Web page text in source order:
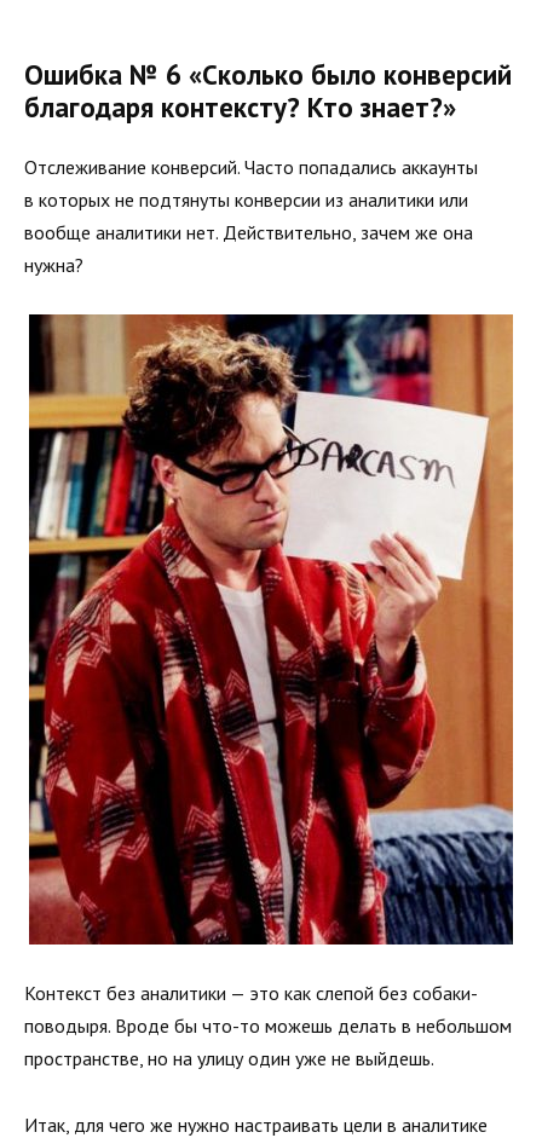
Ошибка № 6 «Сколько было конверсий
благодаря контексту? Кто знает?»
Отслеживание конверсий. Часто попадались аккаунты
в которых не подтянуты конверсии из аналитики или
вообще аналитики нет. Действительно, зачем же она
нужна?
Контекст без аналитики — это как слепой без собаки-
поводыря. Вроде бы что-то можешь делать в небольшом
пространстве, но на улицу один уже не выйдешь.
Итак, для чего же нужно настраивать цели в аналитике